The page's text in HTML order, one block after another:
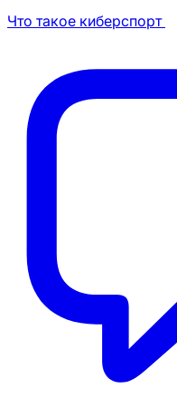
Что такое киберспорт